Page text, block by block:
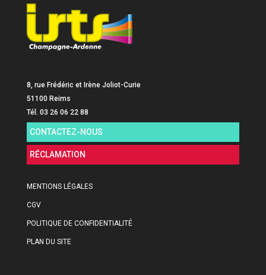
8, rue Frédéric et Irène Joliot-Curie
51100 Reims
Tél. 03 26 06 22 88
CONTACTEZ-NOUS
RÉCLAMATION
MENTIONS LÉGALES
CGV
POLITIQUE DE CONFIDENTIALITÉ
PLAN DU SITE